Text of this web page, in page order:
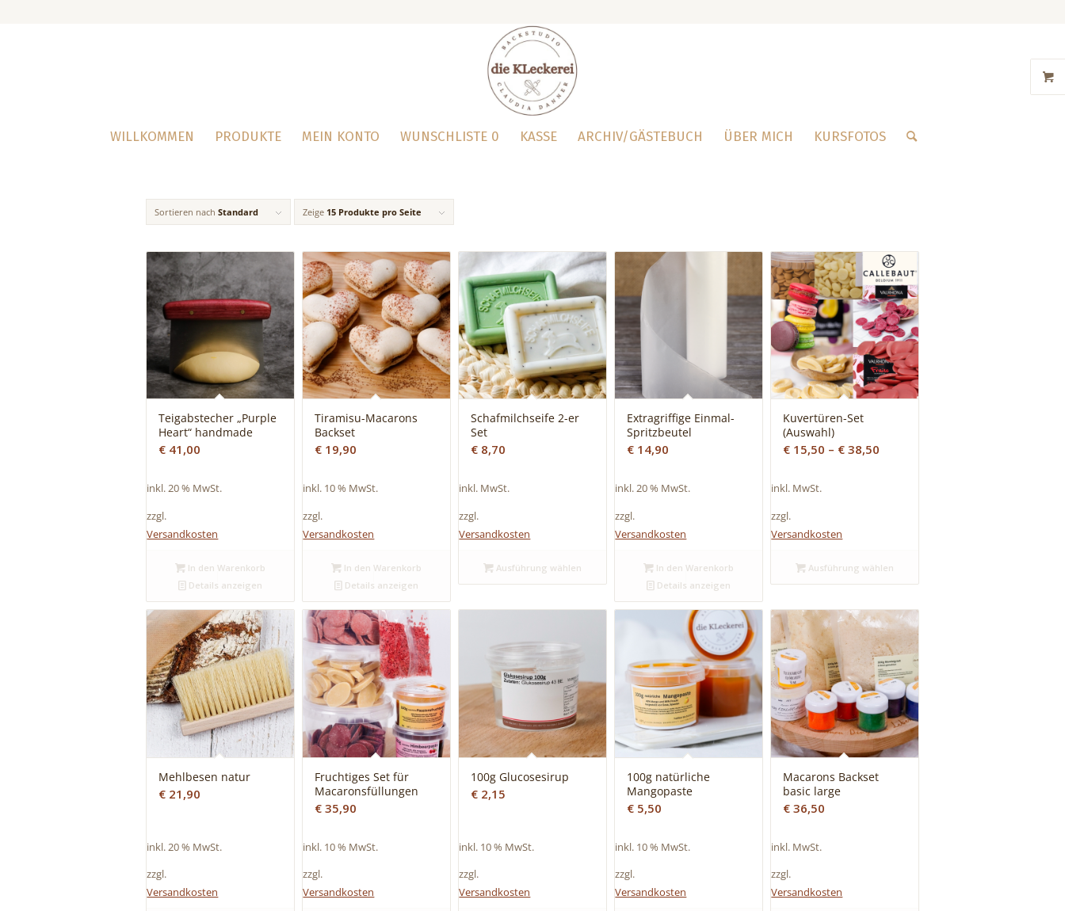
WILLKOMMEN PRODUKTE MEIN KONTO WUNSCHLISTE 0 KASSE ARCHIV/GÄSTEBUCH ÜBER MICH KURSFOTOS
Sortieren nachStandard Zeige 15 Produkte pro Seite
Teigabstecher „Purple
Heart“ handmade
€ 41,00
inkl. 20 % MwSt.
zzgl.
Versandkosten
In den Warenkorb
Details anzeigen
Tiramisu-Macarons
Backset
€ 19,90
inkl. 10 % MwSt.
zzgl.
Versandkosten
In den Warenkorb
Details anzeigen
Schafmilchseife 2-er
Set
€ 8,70
inkl. MwSt.
zzgl.
Versandkosten
Ausführung wählen
Extragriffige Einmal-
Spritzbeutel
€ 14,90
inkl. 20 % MwSt.
zzgl.
Versandkosten
In den Warenkorb
Details anzeigen
Kuvertüren-Set
(Auswahl)
€ 15,50 – € 38,50
inkl. MwSt.
zzgl.
Versandkosten
Ausführung wählen
Mehlbesen natur
€ 21,90
inkl. 20 % MwSt.
zzgl.
Versandkosten
Fruchtiges Set für
Macaronsfüllungen
€ 35,90
inkl. 10 % MwSt.
zzgl.
Versandkosten
100g Glucosesirup
€ 2,15
inkl. 10 % MwSt.
zzgl.
Versandkosten
100g natürliche
Mangopaste
€ 5,50
inkl. 10 % MwSt.
zzgl.
Versandkosten
Macarons Backset
basic large
€ 36,50
inkl. MwSt.
zzgl.
Versandkosten